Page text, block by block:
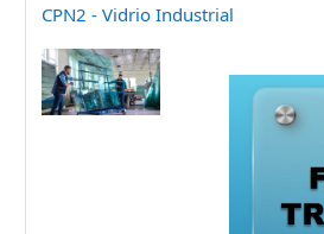
CPN2 - Vidrio Industrial